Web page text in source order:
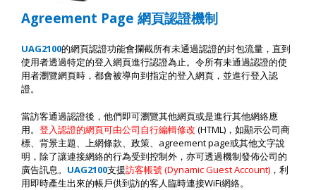
Agreement Page 網頁認證機制
UAG2100的網頁認證功能會攔截所有未通過認證的封包流量，直到
使用者透過特定的登入網頁進行認證為止。令所有未通過認證的使
用者瀏覽網頁時，都會被導向到指定的登入網頁，並進行登入認
證。
當訪客通過認證後，他們即可瀏覽其他網頁或是進行其他網絡應
用。 登入認證的網頁可由公司自行編輯修改 (HTML) ，如顯示公司商
標、背景主題、上網條款、政策、 agreement page或其他文字說
明 ，除了讓連接網絡的行為受到控制外，亦可透過機制發佈公司的
廣告訊息。 UAG2100支援訪客帳號(Dynamic Guest Account) ，利
用即時產生出來的帳戶供到訪的客人臨時連接WiFi網絡。